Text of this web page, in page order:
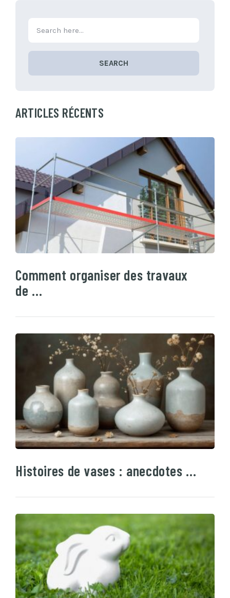
SEARCH
ARTICLES RÉCENTS
Comment organiser des travaux
de …
Histoires de vases : anecdotes …